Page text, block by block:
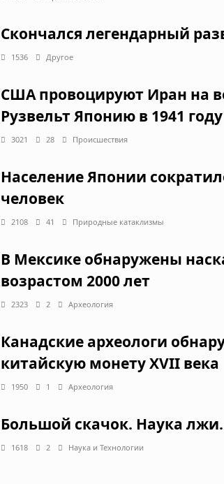
Скончался легендарный
1536 Другое
США провоцируют Иран на
Рузвельт Японию в 1941 году
3021 28 Происшествия
Население Японии
человек
2108 41 Природные катаклизмы
В Мексике обнаружены
возрастом 2000 лет
2323 2 Археология
Канадские археологи
китайскую монету XVII века
1950 1 Археология
Большой скачок. Наука лжи.
1618 2 Наука и Технологии